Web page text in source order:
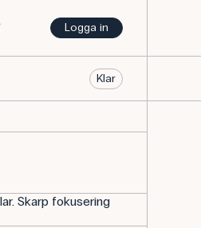
Logga in
Klar
Skarp fokusering